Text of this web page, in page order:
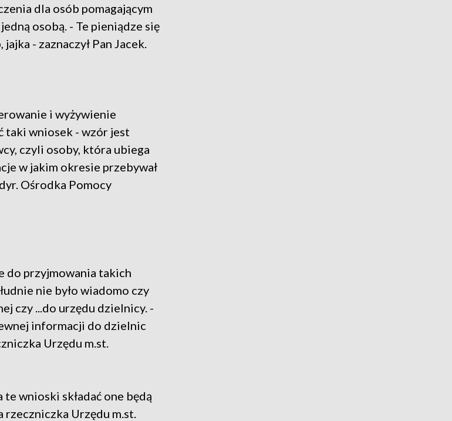
dla osób pomagającym
osobą. - Te pieniądze się
- zaznaczył Pan Jacek.
i wyżywienie
taki wniosek - wzór jest
czyli osoby, która ubiega
w jakim okresie przebywał
Ośrodka Pomocy
do przyjmowania takich
nie było wiadomo czy
czy ...do urzędu dzielnicy. -
informacji do dzielnic
Urzędu m.st.
te wnioski składać one będą
rzeczniczka Urzędu m.st.